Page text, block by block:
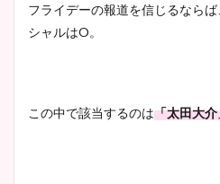
フライデーの報道を信じるなら
シャルはO。
この中で該当するのは「太田大介